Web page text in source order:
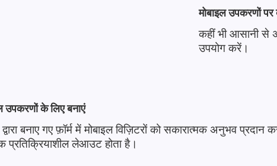
मोबाइल उपकरणों पर
कहीं भी आसानी से
उपयोग करें।
उपकरणों के लिए बनाएं
बनाए गए फ़ॉर्म में मोबाइल विज़िटरों को सकारात्मक अनुभव प्रदान
प्रतिक्रियाशील लेआउट होता है।